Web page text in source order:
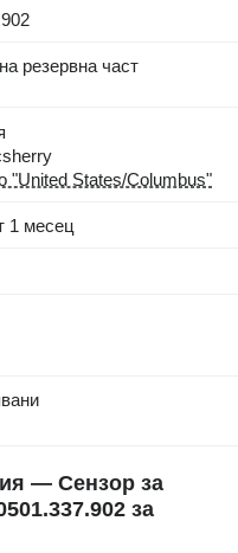
резервна част
"United States/Columbus"
1 месец
— Сензор за
за